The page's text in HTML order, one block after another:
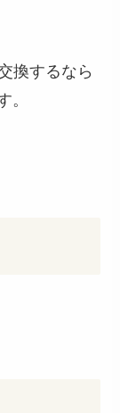
換するなら
。